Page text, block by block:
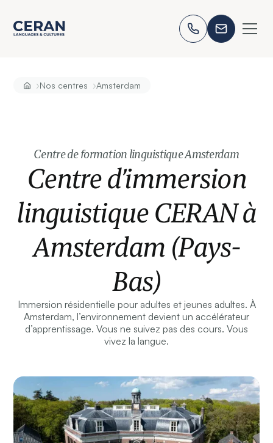
›Nos centres ›Amsterdam
Centre de formation linguistique Amsterdam
Centre d’immersion
linguistique CERAN à
Amsterdam (Pays-
Bas)
Immersion résidentielle pour adultes et jeunes adultes. À
Amsterdam, l’environnement devient un accélérateur
d’apprentissage. Vous ne suivez pas des cours. Vous
vivez la langue.